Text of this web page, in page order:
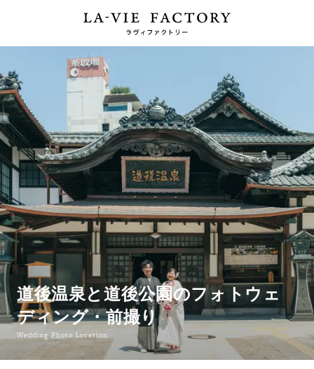
道後温泉と道後公園のフォトウェ
ディング・前撮り
Wedding Photo Location